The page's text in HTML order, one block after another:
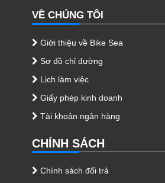
VỀ CHÚNG TÔI
Giới thiệu về Bike Sea
Sơ đồ chỉ đường
Lịch làm việc
Giấy phép kinh doanh
Tài khoản ngân hàng
CHÍNH SÁCH
Chính sách đổi trả